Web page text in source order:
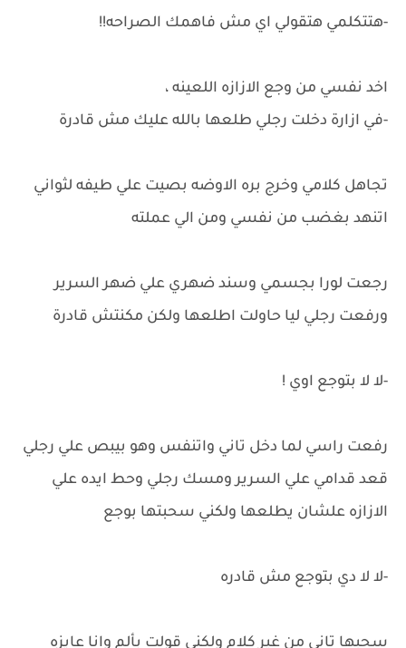
-هتتكلمي هتقولي اي مش فاهمك الصراحه!!
اخد نفسي من وجع الازازه اللعينه ،
-في ازارة دخلت رجلي طلعها بالله عليك مش قادرة
تجاهل كلامي وخرج بره الاوضه بصيت علي طيفه لثواني
اتنهد بغضب من نفسي ومن الي عملته
رجعت لورا بجسمي وسند ضهري علي ضهر السرير
ورفعت رجلي ليا حاولت اطلعها ولكن مكنتش قادرة
-لا لا بتوجع اوي !
رفعت راسي لما دخل تاني واتنفس وهو بيبص علي رجلي
قعد قدامي علي السرير ومسك رجلي وحط ايده علي
الازازه علشان يطلعها ولكني سحبتها بوجع
-لا لا دي بتوجع مش قادره
سحبها تاني من غير كلام ولكني قولت بألم وانا عايزه